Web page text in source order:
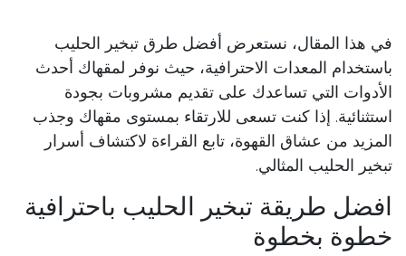
في هذا المقال، نستعرض أفضل طرق تبخير الحليب
باستخدام المعدات الاحترافية، حيث نوفر لمقهاك أحدث
الأدوات التي تساعدك على تقديم مشروبات بجودة
استثنائية. إذا كنت تسعى للارتقاء بمستوى مقهاك وجذب
المزيد من عشاق القهوة، تابع القراءة لاكتشاف أسرار
تبخير الحليب المثالي.
افضل طريقة تبخير الحليب باحترافية
خطوة بخطوة